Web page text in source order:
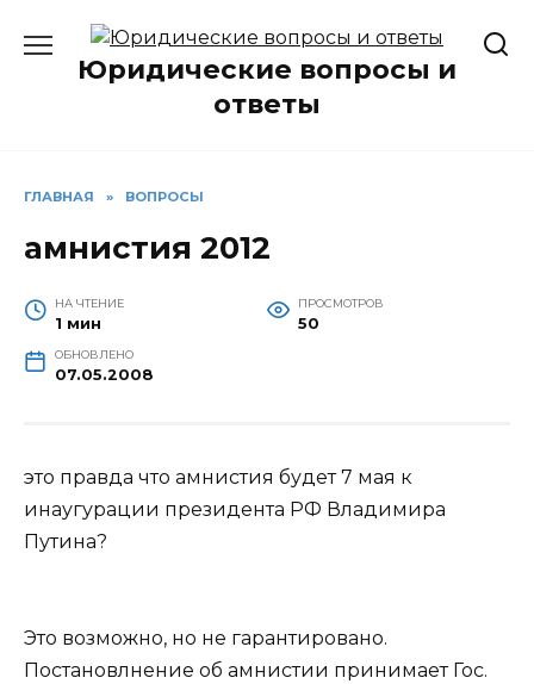
содержаниюЮридические вопросы и
ответы
ГЛАВНАЯ » ВОПРОСЫ
амнистия 2012
НА ЧТЕНИЕ
1 мин
ПРОСМОТРОВ
50
ОБНОВЛЕНО
07.05.2008
это правда что амнистия будет 7 мая к
инаугурации президента РФ Владимира
Путина?
Это возможно, но не гарантировано.
Постановлнение об амнистии принимает Гос.